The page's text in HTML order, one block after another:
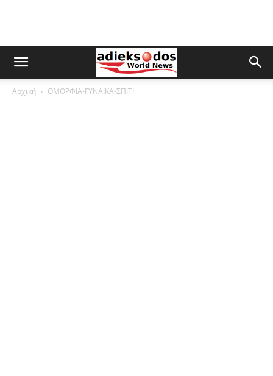
Αρχική ΟΜΟΡΦΙΑ-ΓΥΝΑΙΚΑ-ΣΠΙΤΙ